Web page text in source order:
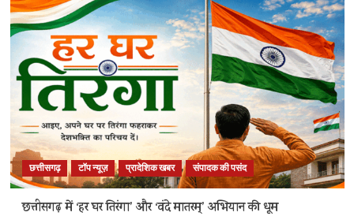
छत्तीसगढ़ टॉप न्यूज़ प्रादेशिक खबर संपादक की पसंद
छत्तीसगढ़ में ‘हर घर तिरंगा’ और ‘वंदे मातरम्’ अभियान की धूम